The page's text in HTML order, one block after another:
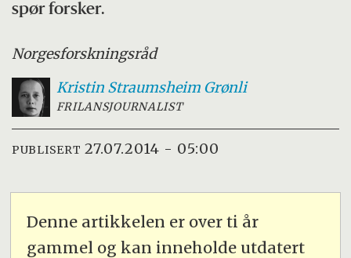
spør forsker.
Norgesforskningsråd
Kristin Straumsheim Grønli
FRILANSJOURNALIST
PUBLISERT 27.07.2014 - 05:00
Denne artikkelen er over ti år
gammel og kan inneholde utdatert